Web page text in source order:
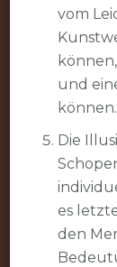
vom
und
können.
Die
es
den